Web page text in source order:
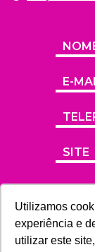
Utilizamos
experiência e
utilizar este